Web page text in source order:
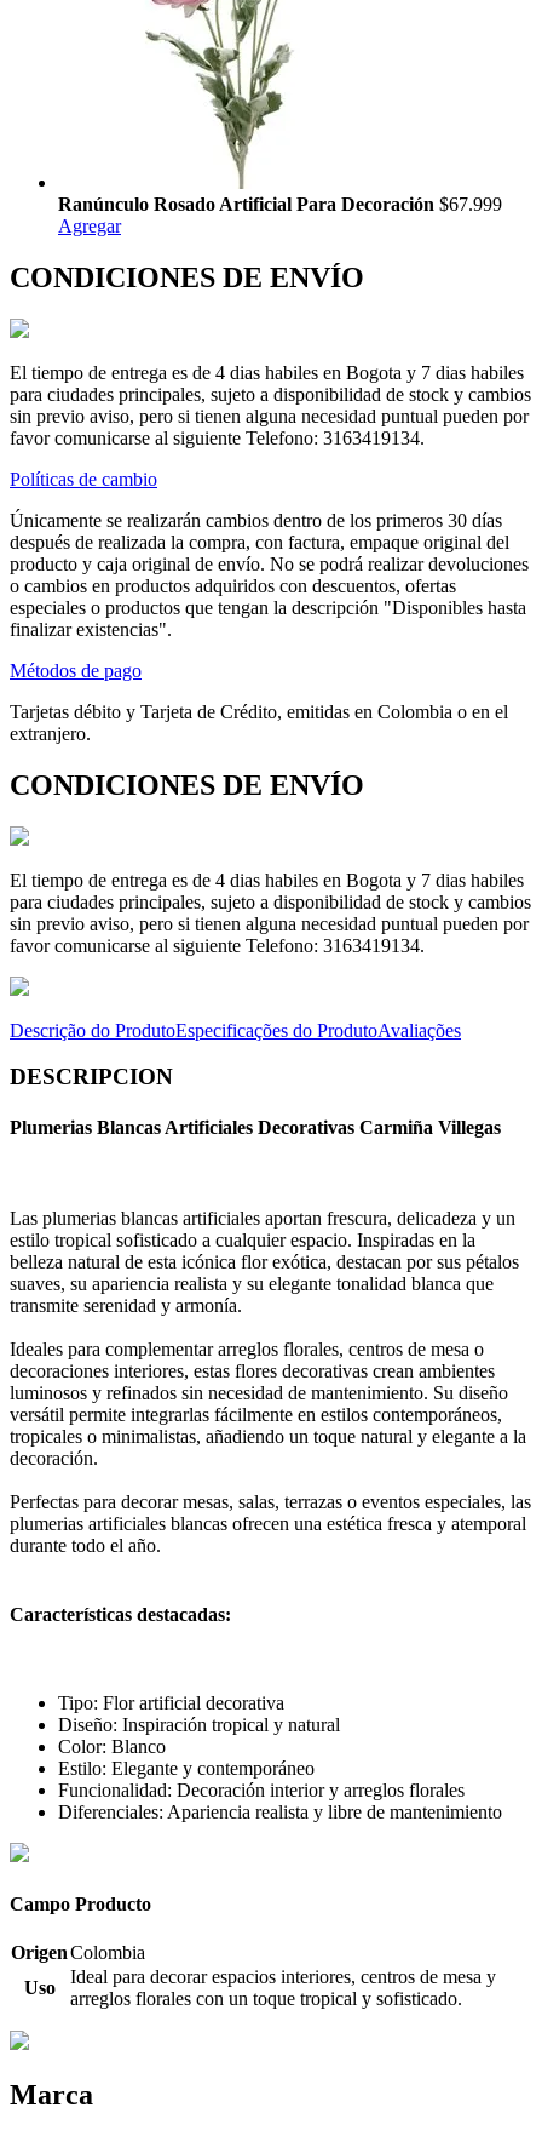
Ranúnculo Rosado Artificial Para Decoración $67.999
Agregar
CONDICIONES DE ENVÍO
El tiempo de entrega es de 4 dias habiles en Bogota y 7 dias habiles
para ciudades principales, sujeto a disponibilidad de stock y cambios
sin previo aviso, pero si tienen alguna necesidad puntual pueden por
favor comunicarse al siguiente Telefono: 3163419134.
Políticas de cambio
Únicamente se realizarán cambios dentro de los primeros 30 días
después de realizada la compra, con factura, empaque original del
producto y caja original de envío. No se podrá realizar devoluciones
o cambios en productos adquiridos con descuentos, ofertas
especiales o productos que tengan la descripción "Disponibles hasta
finalizar existencias".
Métodos de pago
Tarjetas débito y Tarjeta de Crédito, emitidas en Colombia o en el
extranjero.
CONDICIONES DE ENVÍO
El tiempo de entrega es de 4 dias habiles en Bogota y 7 dias habiles
para ciudades principales, sujeto a disponibilidad de stock y cambios
sin previo aviso, pero si tienen alguna necesidad puntual pueden por
favor comunicarse al siguiente Telefono: 3163419134.
Descrição do ProdutoEspecificações do ProdutoAvaliações
DESCRIPCION
Plumerias Blancas Artificiales Decorativas Carmiña Villegas
Las plumerias blancas artificiales aportan frescura, delicadeza y un
estilo tropical sofisticado a cualquier espacio. Inspiradas en la
belleza natural de esta icónica flor exótica, destacan por sus pétalos
suaves, su apariencia realista y su elegante tonalidad blanca que
transmite serenidad y armonía.
Ideales para complementar arreglos florales, centros de mesa o
decoraciones interiores, estas flores decorativas crean ambientes
luminosos y refinados sin necesidad de mantenimiento. Su diseño
versátil permite integrarlas fácilmente en estilos contemporáneos,
tropicales o minimalistas, añadiendo un toque natural y elegante a la
decoración.
Perfectas para decorar mesas, salas, terrazas o eventos especiales, las
plumerias artificiales blancas ofrecen una estética fresca y atemporal
durante todo el año.
Características destacadas:
Tipo: Flor artificial decorativa
Diseño: Inspiración tropical y natural
Color: Blanco
Estilo: Elegante y contemporáneo
Funcionalidad: Decoración interior y arreglos florales
Diferenciales: Apariencia realista y libre de mantenimiento
Campo Producto
OrigenColombia
Uso
Ideal para decorar espacios interiores, centros de mesa y
arreglos florales con un toque tropical y sofisticado.
Marca